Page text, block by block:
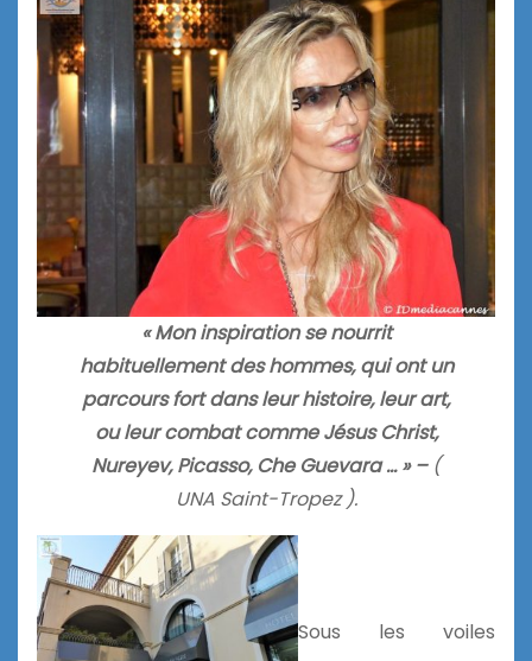
« Mon inspiration se nourrit
habituellement des hommes, qui ont un
parcours fort dans leur histoire, leur art,
ou leur combat comme Jésus Christ,
Nureyev, Picasso, Che Guevara … » – (
UNA Saint-Tropez ).
Sous les voiles